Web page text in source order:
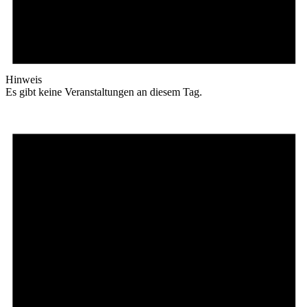
Hinweis
Es gibt keine Veranstaltungen an diesem Tag.